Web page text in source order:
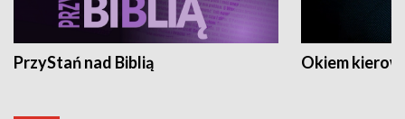
PrzyStań nad Biblią Okiem